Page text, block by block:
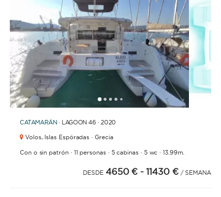
CON TRIPULACIÓN
La opción ideal para los que buscan un servicio y
experiencia de lujo. Una tripulación permanente se
encargará de todas las tareas: navegación,
limpieza, elaboración de menus, compra de
provisiones, cocina o incluso entretenemiento.
Para que solo te tengas que preocupar de
disfrutar.
12345 6 91011121314
CATAMARÁN · LAGOON 46 · 2020
Volos, Islas Espóradas · Grecia
Con o sin patrón· 11 personas· 5 cabinas· 5 wc ·13.99m.
DESDE 4650 € - 11430 € / SEMANA